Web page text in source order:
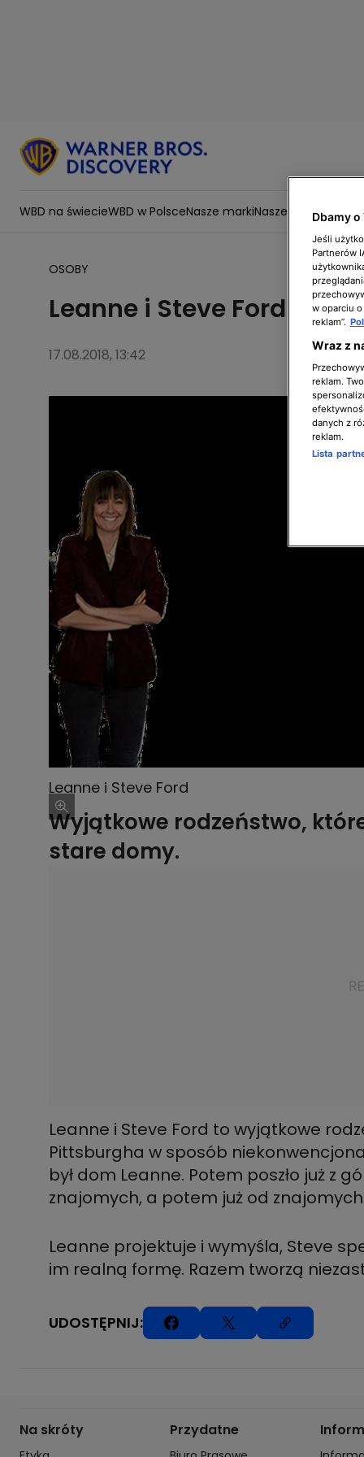
WBD na świecieWBD w PolsceNasze markiNasze wartości
OSOBY
Leanne i Steve Ford
17.08.2018, 13:42
Leanne i Steve Ford
Wyjątkowe rodzeństwo,
stare domy.
Leanne i Steve Ford to wyjątkowe
Pittsburgha w sposób
był dom Leanne. Potem poszło już z
znajomych, a potem już od
Leanne projektuje i wymyśla, Steve
im realną formę. Razem tworzą
UDOSTĘPNIJ:
Na skróty Przydatne
Dbamy
Jeśli
Partnerów
w oparciu
reklam”.
Wraz z
reklam.
danych z
reklam.
Lista